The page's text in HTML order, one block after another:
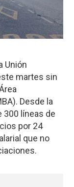
Unión
martes sin
Desde la
300 líneas de
por 24
que no